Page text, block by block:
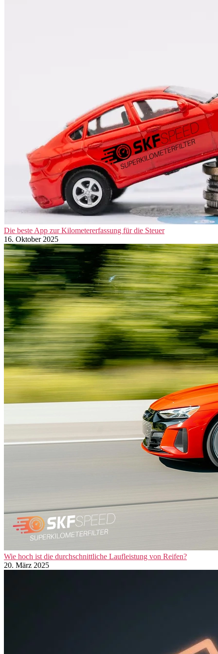
Die beste App zur Kilometererfassung für die Steuer
16. Oktober 2025
Wie hoch ist die durchschnittliche Laufleistung von Reifen?
20. März 2025